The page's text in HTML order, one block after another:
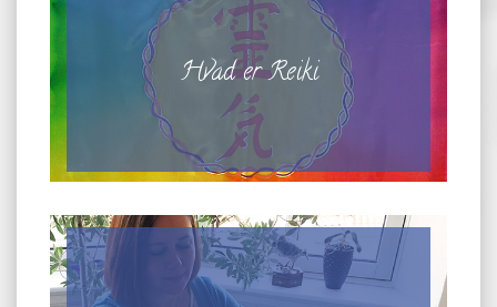
Hvad er Reiki